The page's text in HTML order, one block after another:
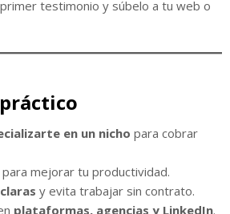
testimonio y súbelo a tu web o
en un nicho para cobrar
para mejorar tu productividad.
y evita trabajar sin contrato.
plataformas, agencias y LinkedIn.